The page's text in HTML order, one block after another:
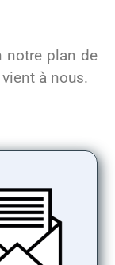
notre plan de
à nous.